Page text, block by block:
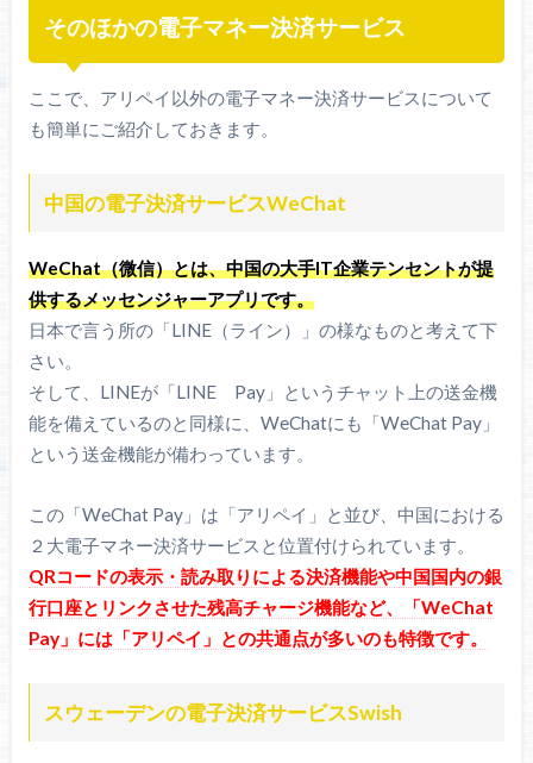
そのほかの電子マネー決済サービス
ここで、アリペイ以外の電子マネー決済サービスについて
も簡単にご紹介しておきます。
中国の電子決済サービスWeChat
WeChat（微信）とは、中国の大手IT企業テンセントが提
供するメッセンジャーアプリです。
日本で言う所の「LINE（ライン）」の様なものと考えて下
さい。
そして、LINEが「LINE Pay」というチャット上の送金機
能を備えているのと同様に、WeChatにも「WeChat Pay」
という送金機能が備わっています。
この「WeChat Pay」は「アリペイ」と並び、中国における
２大電子マネー決済サービスと位置付けられています。
QRコードの表示・読み取りによる決済機能や中国国内の銀
行口座とリンクさせた残高チャージ機能など、「WeChat
Pay」には「アリペイ」との共通点が多いのも特徴です。
スウェーデンの電子決済サービスSwish